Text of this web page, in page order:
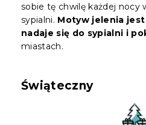
sobie tę chwilę każdej nocy
sypialni. Motyw jelenia
nadaje się do sypialni i
miastach.
Świąteczny